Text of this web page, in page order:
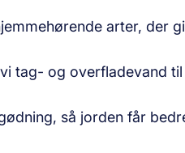
arter, der
tag- og overfladevand
så jorden får